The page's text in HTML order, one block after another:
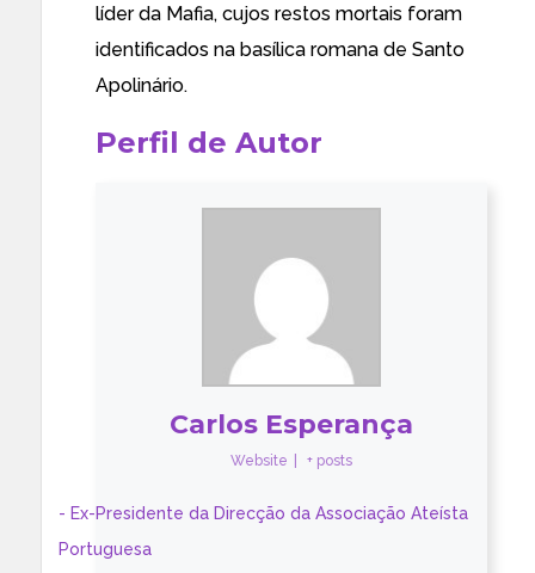
líder da Mafia, cujos restos mortais foram
identificados na basílica romana de Santo
Apolinário.
Perfil de Autor
Carlos Esperança
Website + posts
- Ex-Presidente da Direcção da Associação Ateísta
Portuguesa